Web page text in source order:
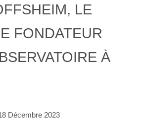
LE
FONDATEUR
À
Décembre 2023